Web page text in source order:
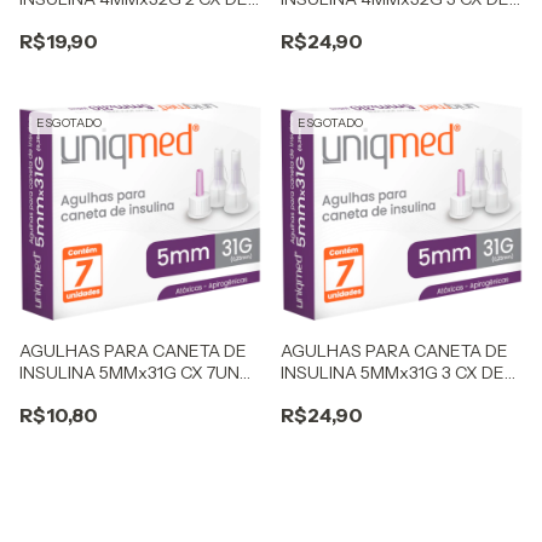
R$19,90 R$24,90
ESGOTADO
AGULHAS PARA CANETA DE
INSULINA 5MMx31G CX 7UN
R$10,80
ESGOTADO
AGULHAS PARA CANETA DE
INSULINA 5MMx31G 3 CX DE
R$24,90